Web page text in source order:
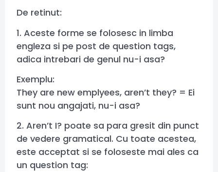
De retinut:
1. Aceste forme se folosesc in limba
engleza si pe post de question tags,
adica intrebari de genul nu-i asa?
Exemplu:
They are new emplyees, aren’t they? = Ei
sunt nou angajati, nu-i asa?
2. Aren’t I? poate sa para gresit din punct
de vedere gramatical. Cu toate acestea,
este acceptat si se foloseste mai ales ca
un question tag: